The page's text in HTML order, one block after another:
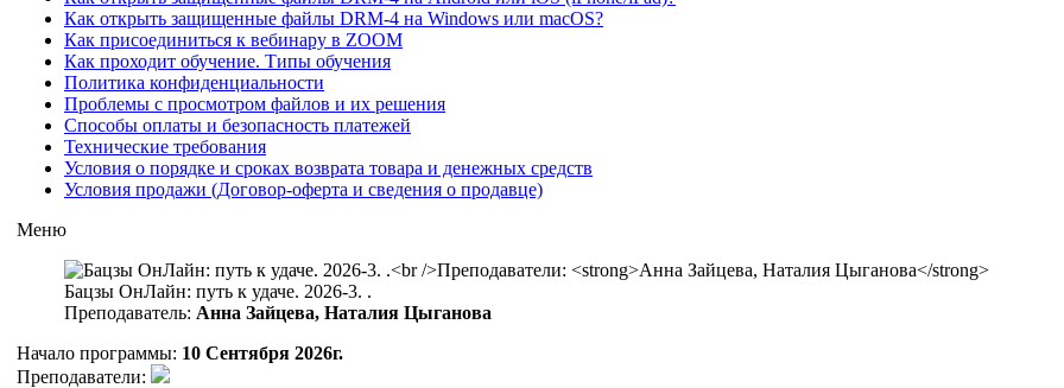
Как открыть защищенные файлы DRM-4 на Windows или macOS?
Как присоединиться к вебинару в ZOOM
Как проходит обучение. Типы обучения
Политика конфиденциальности
Проблемы с просмотром файлов и их решения
Способы оплаты и безопасность платежей
Технические требования
Условия о порядке и сроках возврата товара и денежных средств
Условия продажи (Договор-оферта и сведения о продавце)
Меню
Бацзы ОнЛайн: путь к удаче. 2026-3. .
Преподаватель: Анна Зайцева, Наталия Цыганова
Начало программы: 10 Сентября 2026г.
Преподаватели: